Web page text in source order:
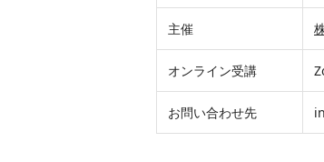
主催
オンライン受講
お問い合わせ先